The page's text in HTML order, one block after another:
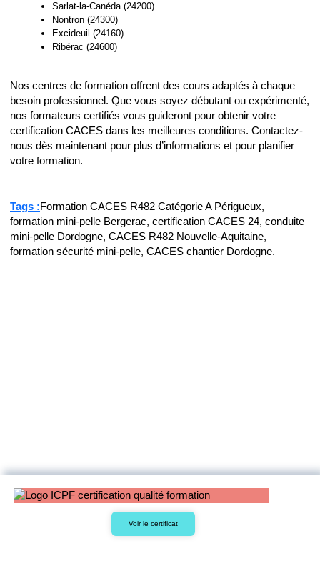
Sarlat-la-Canéda (24200)
Nontron (24300)
Excideuil (24160)
Ribérac (24600)
Nos centres de formation offrent des cours adaptés à chaque
besoin professionnel. Que vous soyez débutant ou expérimenté,
nos formateurs certifiés vous guideront pour obtenir votre
certification CACES dans les meilleures conditions. Contactez-
nous dès maintenant pour plus d’informations et pour planifier
votre formation.
Tags :Formation CACES R482 Catégorie A Périgueux,
formation mini-pelle Bergerac, certification CACES 24, conduite
mini-pelle Dordogne, CACES R482 Nouvelle-Aquitaine,
formation sécurité mini-pelle, CACES chantier Dordogne.
Voir le certificat